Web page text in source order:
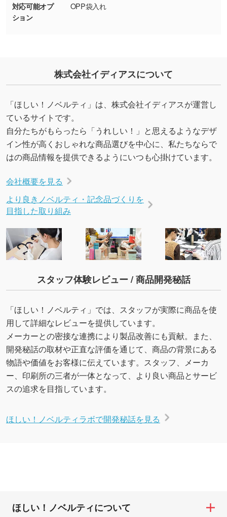
URLをご指定いただければ、QRコードを生成
いたします。配置のご相談にも応じています。
対応可能オプ
ション
OPP袋入れ
株式会社イディアスについて
「ほしい！ノベルティ」は、株式会社イディアスが運営し
ているサイトです。
自分たちがもらったら「うれしい！」と思えるようなデザ
イン性が高くおしゃれな商品選びを中心に、私たちならで
はの商品情報を提供できるようにいつも心掛けています。
会社概要を見る
より良きノベルティ・記念品づくりを
目指した取り組み
スタッフ体験レビュー / 商品開発秘話
「ほしい！ノベルティ」では、スタッフが実際に商品を使
用して詳細なレビューを提供しています。
メーカーとの密接な連携により製品改善にも貢献。また、
開発秘話の取材や正直な評価を通じて、商品の背景にある
物語や価値をお客様に伝えています。スタッフ、メーカ
ー、印刷所の三者が一体となって、より良い商品とサービ
スの追求を目指しています。
ほしい！ノベルティラボで開発秘話を見る
ほしい！ノベルティについて